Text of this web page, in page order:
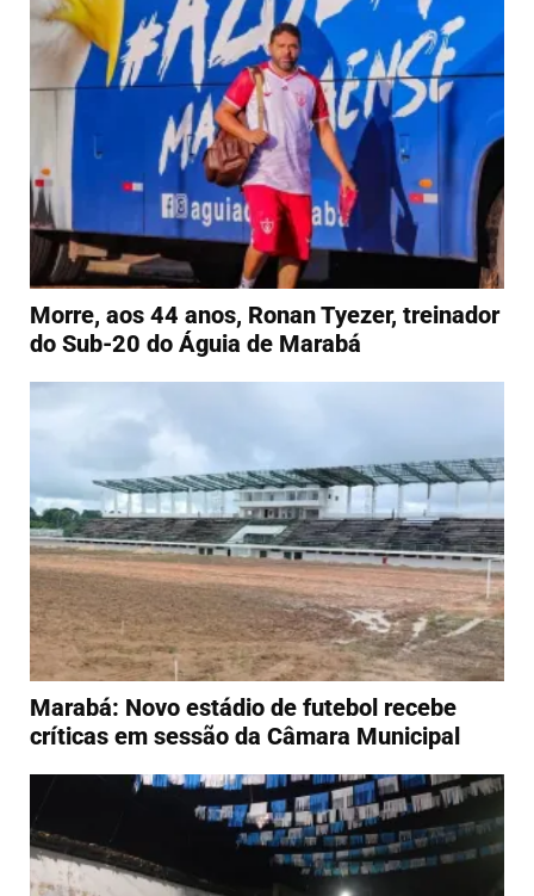
Morre, aos 44 anos, Ronan Tyezer, treinador
do Sub-20 do Águia de Marabá
Marabá: Novo estádio de futebol recebe
críticas em sessão da Câmara Municipal